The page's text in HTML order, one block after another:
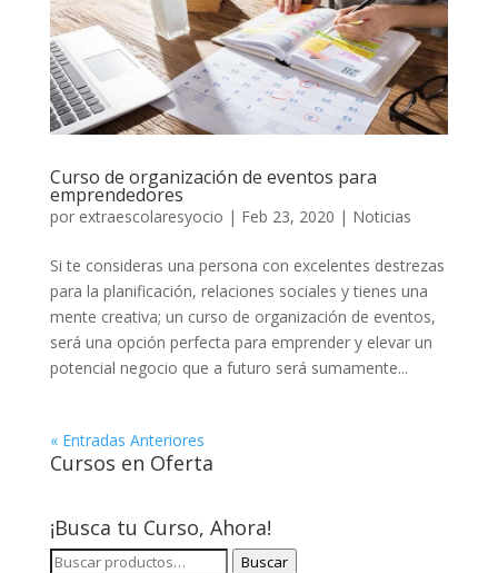
Curso de organización de eventos para
emprendedores
por extraescolaresyocio | Feb 23, 2020 | Noticias
Si te consideras una persona con excelentes destrezas
para la planificación, relaciones sociales y tienes una
mente creativa; un curso de organización de eventos,
será una opción perfecta para emprender y elevar un
potencial negocio que a futuro será sumamente...
« Entradas Anteriores
Cursos en Oferta
¡Busca tu Curso, Ahora!
BUSCAR
Buscar